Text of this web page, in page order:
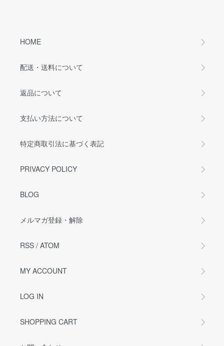
HOME
配送・送料について
返品について
支払い方法について
特定商取引法に基づく表記
PRIVACY POLICY
BLOG
メルマガ登録・解除
RSS / ATOM
MY ACCOUNT
LOG IN
SHOPPING CART